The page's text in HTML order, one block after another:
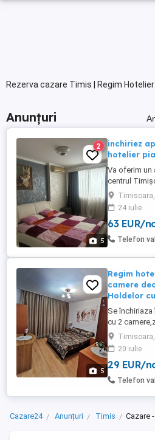
Rezerva cazare Timis | Regim Hotelier
Anunțuri
5
2
inchiriez
hotelier
Va oferim un
centrul
obiectivele
dispune de
ședere
persoane,
petrecerile ...
24 iulie
63 EUR/
Telefon
5
Regim
camere
Holdelor
Se
cu 2
posta Strada
principala, la
confort
gaz,complet
20 iulie
29 EUR/
Telefon
Cazare24 Anunțuri Timis Cazare